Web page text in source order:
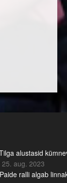
alustasid
25. aug. 2023
ralli algab